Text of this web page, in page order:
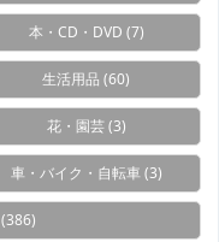
本・CD・DVD (7)
生活用品 (60)
花・園芸(3)
車・バイク・自転車(3)
(386)